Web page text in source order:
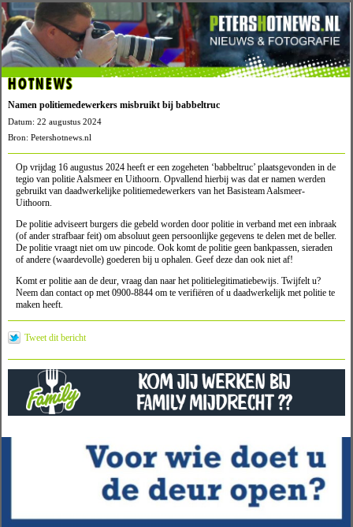
HOTNEWS
Namen politiemedewerkers misbruikt bij babbeltruc
Datum: 22 augustus 2024
Bron: Petershotnews.nl
Op vrijdag 16 augustus 2024 heeft er een zogeheten ‘babbeltruc’ plaatsgevonden in de
tegio van politie Aalsmeer en Uithoorn. Opvallend hierbij was dat er namen werden
gebruikt van daadwerkelijke politiemedewerkers van het Basisteam Aalsmeer-
Uithoorn.
De politie adviseert burgers die gebeld worden door politie in verband met een inbraak
(of ander strafbaar feit) om absoluut geen persoonlijke gegevens te delen met de beller.
De politie vraagt niet om uw pincode. Ook komt de politie geen bankpassen, sieraden
of andere (waardevolle) goederen bij u ophalen. Geef deze dan ook niet af!
Komt er politie aan de deur, vraag dan naar het politielegitimatiebewijs. Twijfelt u?
Neem dan contact op met 0900-8844 om te verifiëren of u daadwerkelijk met politie te
maken heeft.
Tweet dit bericht